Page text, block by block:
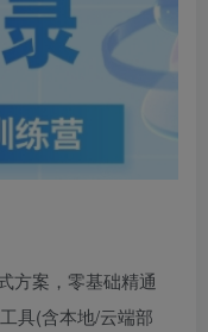
方案，零基础精通
具(含本地/云端部